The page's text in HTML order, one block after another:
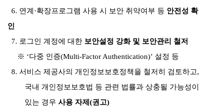
6. 연계 ·확장프로그램 사용 시 보안 취약여부 등 안전성 확
인
7. 로그인 계정에 대한 보안설정 강화 및 보안관리 철저
※ ‘다중 인증(Multi-Factor Authentication)’ 설정 등
8. 서비스 제공사의 개인정보보호정책을 철저히 검토하고,
국내 개인정보보호법 등 관련 법률과 상충될 가능성이
있는 경우 사용 자제 (권고)